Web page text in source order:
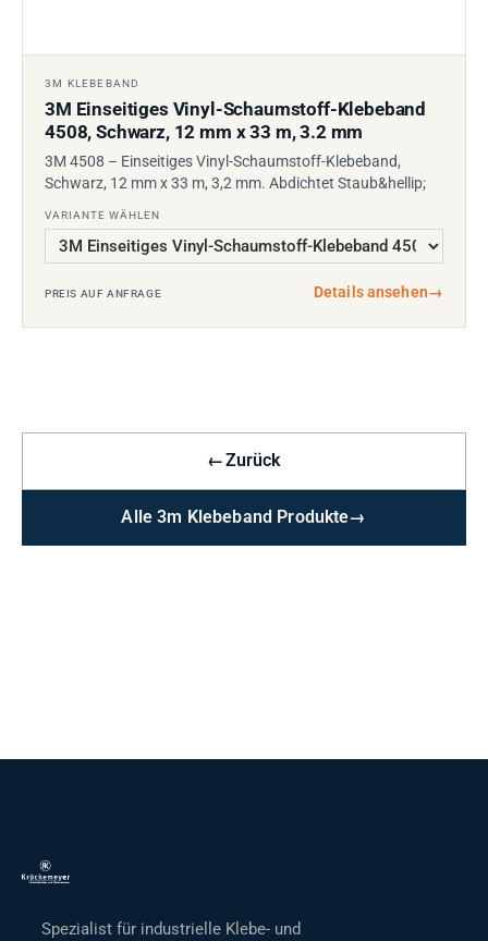
3M KLEBEBAND
3M Einseitiges Vinyl-Schaumstoff-Klebeband
4508, Schwarz, 12 mm x 33 m, 3.2 mm
3M 4508 – Einseitiges Vinyl-Schaumstoff-Klebeband,
Schwarz, 12 mm x 33 m, 3,2 mm. Abdichtet Staub&hellip;
VARIANTE WÄHLEN
PREIS AUF ANFRAGE Details ansehen→
←Zurück
Alle 3m Klebeband Produkte→
Spezialist für industrielle Klebe- und